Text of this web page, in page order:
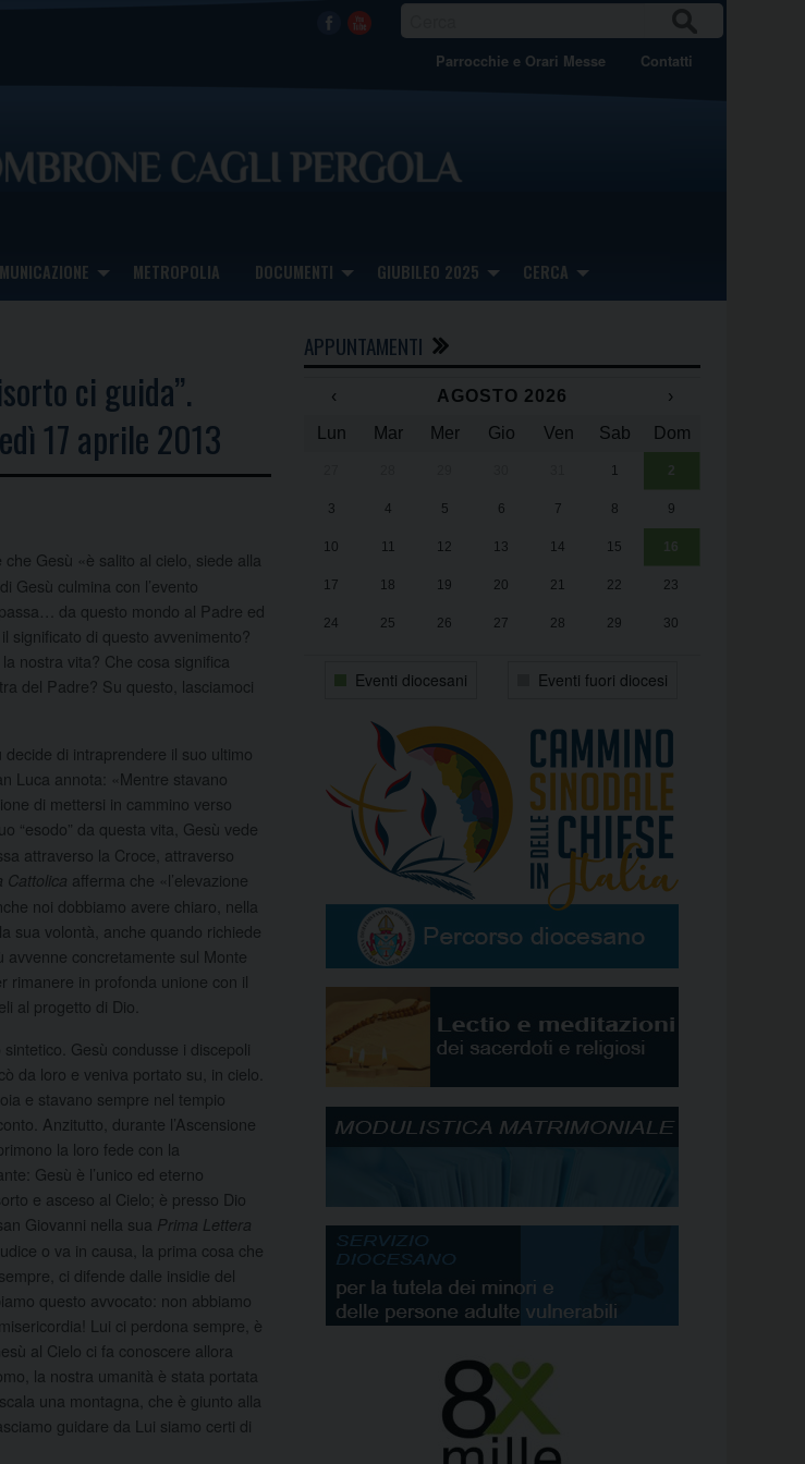
Facebook
Youtube CA
Parrocchie e Orari Messe Contatti
METROPOLIA DOCUMENTI GIUBILEO 2025 CERCA
ci guida”.
17 aprile 2013
che Gesù «è salito al cielo, siede alla
Gesù culmina con l’evento
da questo mondo al Padre ed
significato di questo avvenimento?
nostra vita? Che cosa significa
del Padre? Su questo, lasciamoci
di intraprendere il suo ultimo
Luca annota: «Mentre stavano
di mettersi in cammino verso
“esodo” da questa vita, Gesù vede
attraverso la Croce, attraverso
Cattolica afferma che «l’elevazione
noi dobbiamo avere chiaro, nella
sua volontà, anche quando richiede
avvenne concretamente sul Monte
rimanere in profonda unione con il
al progetto di Dio.
Gesù condusse i discepoli
da loro e veniva portato su, in cielo.
e stavano sempre nel tempio
Anzitutto, durante l’Ascensione
la loro fede con la
Gesù è l’unico ed eterno
e asceso al Cielo; è presso Dio
Giovanni nella sua Prima Lettera
o va in causa, la prima cosa che
ci difende dalle insidie del
questo avvocato: non abbiamo
Lui ci perdona sempre, è
al Cielo ci fa conoscere allora
la nostra umanità è stata portata
una montagna, che è giunto alla
guidare da Lui siamo certi di
APPUNTAMENTI
‹ AGOSTO 2026
›
Lun
Mar Mer Gio Ven Sab Dom
1 2
3 4 5 6 7 8 9
10 11 12 13 14 15 16
17 18 19 20 21 22 23
24 25 26 27 28 29 30
Eventi diocesani Eventi fuori diocesi